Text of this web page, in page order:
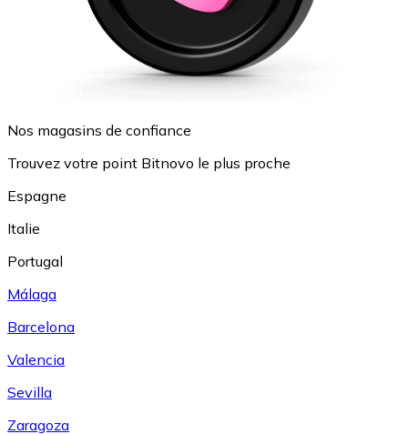
Nos magasins de confiance
Trouvez votre point Bitnovo le plus proche
Espagne
Italie
Portugal
Málaga
Barcelona
Valencia
Sevilla
Zaragoza